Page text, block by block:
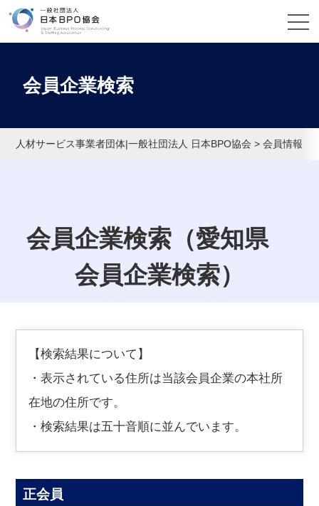
会員企業検索
人材サービス事業者団体|一般社団法人 日本BPO協会 >会員情報
会員企業検索（愛知県
会員企業検索）
【検索結果について】
・表示されている住所は当該会員企業の本社所
在地の住所です。
・検索結果は五十音順に並んでいます。
正会員